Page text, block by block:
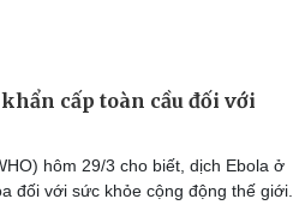
cấp toàn cầu đối với
hôm 29/3 cho biết, dịch Ebola ở
đối với sức khỏe cộng động thế giới.